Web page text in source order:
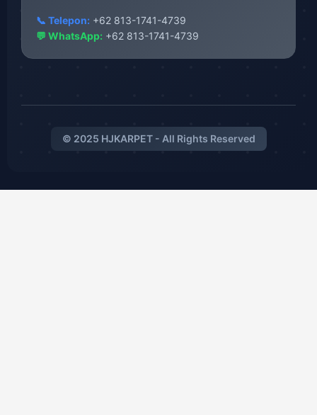
📞 Telepon: +62 813-1741-4739
💬 WhatsApp: +62 813-1741-4739
© 2025 HJKARPET - All Rights Reserved